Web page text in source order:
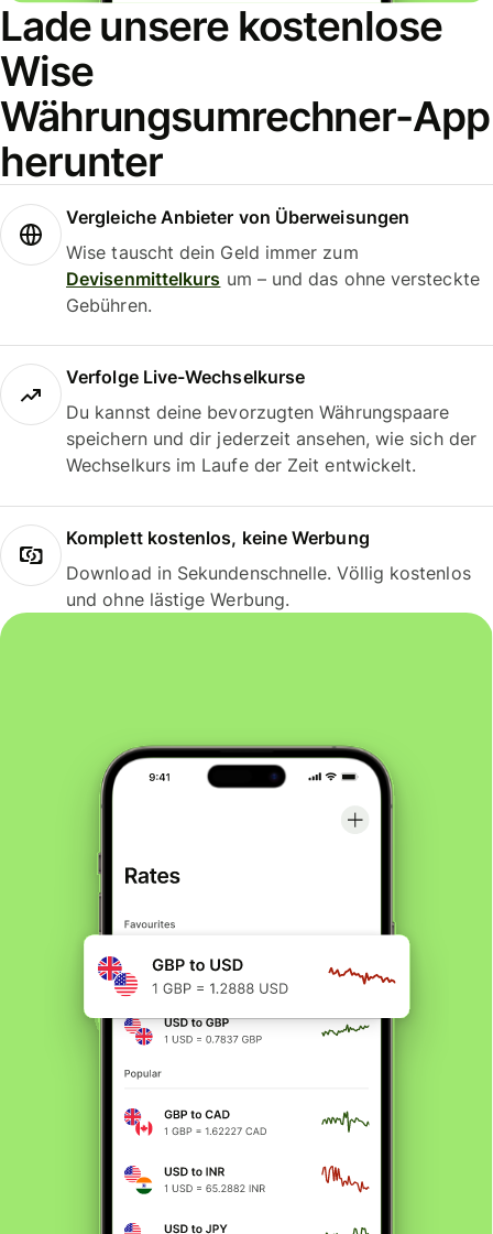
Lade unsere kostenlose
Wise
Währungsumrechner-App
herunter
Vergleiche Anbieter von Überweisungen
Wise tauscht dein Geld immer zum
Devisenmittelkurs um – und das ohne versteckte
Gebühren.
Verfolge Live-Wechselkurse
Du kannst deine bevorzugten Währungspaare
speichern und dir jederzeit ansehen, wie sich der
Wechselkurs im Laufe der Zeit entwickelt.
Komplett kostenlos, keine Werbung
Download in Sekundenschnelle. Völlig kostenlos
und ohne lästige Werbung.